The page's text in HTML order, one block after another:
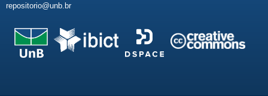
repositorio@unb.br